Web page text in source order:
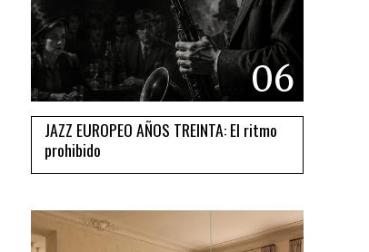
06
JAZZ EUROPEO AÑOS TREINTA: El ritmo
prohibido